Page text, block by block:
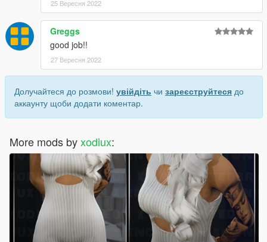
25 Вересня 2022
Greggs
good job!!
27 Вересня 2022
Долучайтеся до розмови! увійдіть чи зареєструйтеся до
аккаунту щоби додати коментар.
More mods byxodiux: